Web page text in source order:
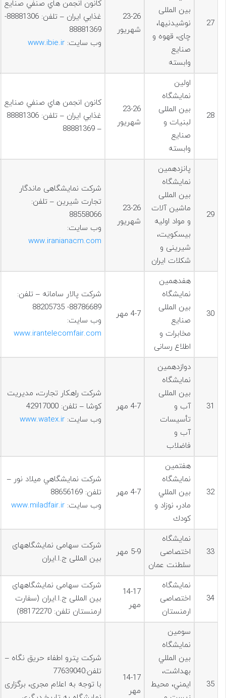
27
بین المللی
نوشیدنیها،
چای، قهوه و
صنایع
وابسته
23-26
شهریور
كانون انجمن هاي صنفي صنايع
غذايي ایران – تلفن: 88881306-
88881369
وب سایت: www.ibie.ir
28
اولین
نمایشگاه
بین المللی
لبنیات و
صنایع
وابسته
23-26
شهریور
كانون انجمن هاي صنفي صنايع
غذايي ایران – تلفن: 88881306
– 88881369
29
پانزدهمين
نمایشگاه
بین المللی
ماشین آلات
و مواد اولیه
بیسکویت،
شیرینی و
شکلات ایران
23-26
شهریور
شرکت نمایشگاهی ماندگار
تجارت شیرین – تلفن:
88558066
وب سایت:
www.iranianacm.com
30
هفدهمين
نمایشگاه
بین المللی
صنایع
مخابرات و
اطلاع رسانی
4-7 مهر
شرکت پالار سامانه – تلفن:
88786689- 88205735
وب سایت:
www.irantelecomfair.com
31
دوازدهمین
نمایشگاه
بین المللی
آب و
تأسیسات
آب و
فاضلاب
4-7 مهر
شرکت راهکار تجارت، مدیریت
کوشا – تلفن: 42917000
وب سایت: www.watex.ir
32
هفتمين
نمايشگاه
بين المللي
مادر، نوزاد و
كودك
4-7 مهر
شركت نمايشگاهي ميلاد نور –
تلفن: 88656169
وب سایت: www.miladfair.ir
33
نمایشگاه
اختصاصی
سلطنت عمان
5-9 مهر
شرکت سهامی نمایشگاههای
بین المللی ج.ا.ایران
34
نمایشگاه
اختصاصی
ارمنستان
14-17
مهر
شرکت سهامی نمایشگاههای
بین المللی ج.ا.ایران (سفارت
ارمنستان تلفن: 88172270)
35
سومین
نمايشگاه
بين المللي
بهداشت،
ايمني، محيط
14-17
مهر
شرکت پترو اطفاء حریق نگاه –
تلفن:77639040
با توجه به اعلام مجری، برگزاری